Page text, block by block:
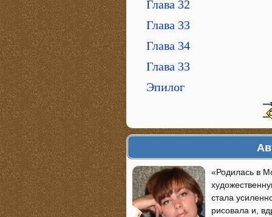
Глава 32
Глава 33
Глава 34
Глава 33
Эпилог
«Родилась в
стала
рисовала и,